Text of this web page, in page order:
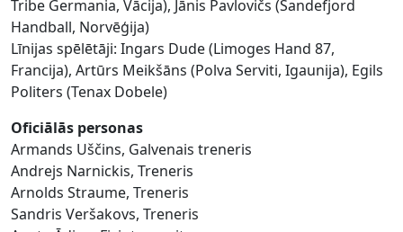
Tribe Germania, Vācija), Jānis Pavlovičs (Sandefjord
Handball, Norvēģija)
Līnijas spēlētāji: Ingars Dude (Limoges Hand 87,
Francija), Artūrs Meikšāns (Polva Serviti, Igaunija), Egils
Politers (Tenax Dobele)
Oficiālās personas
Armands Uščins, Galvenais treneris
Andrejs Narnickis, Treneris
Arnolds Straume, Treneris
Sandris Veršakovs, Treneris